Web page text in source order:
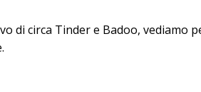
di circa Tinder e Badoo,